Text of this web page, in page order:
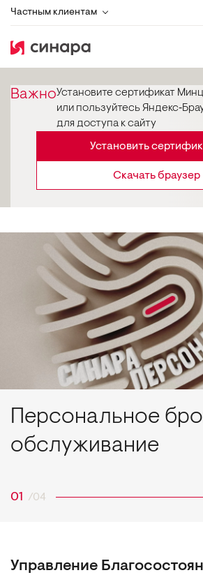
Частным клиентам
ВажноУстановите сертификат
или пользуйтесь
для доступа к сайту
Установить
Скачать браузер
Персональное
обслуживание
Управление